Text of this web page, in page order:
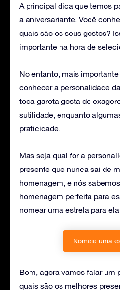
A principal dica que temos
a aniversariante. Você
quais são os seus gostos?
importante na hora de
No entanto, mais
conhecer a personalidade
toda garota gosta de
sutilidade, enquanto
praticidade.
Mas seja qual for a
presente que nunca sai de
homenagem, e nós
homenagem perfeita para
nomear uma estrela para
Nomeie uma
Bom, agora vamos falar um
quais são os melhores